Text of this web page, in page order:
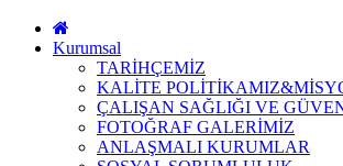
Kurumsal
TARİHÇEMİZ
KALİTE
ÇALIŞAN SAĞLIĞI VE
FOTOĞRAF GALERİMİZ
ANLAŞMALI KURUMLAR